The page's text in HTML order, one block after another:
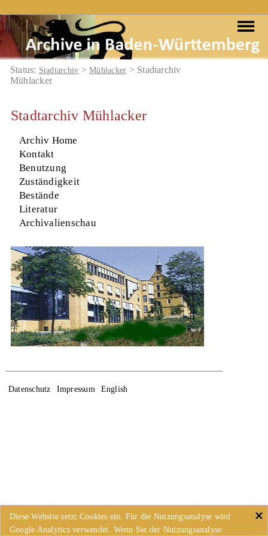
Status: Stadtarchiv >Mühlacker > Stadtarchiv
Mühlacker
Stadtarchiv Mühlacker
Archiv Home
Kontakt
Benutzung
Zuständigkeit
Bestände
Literatur
Archivalienschau
Datenschutz Impressum English
Diese Website setzt Cookies ein. Für die Nutzungsanalyse wird
Google Analytics verwendet. Wenn Sie der Nutzungsanalyse